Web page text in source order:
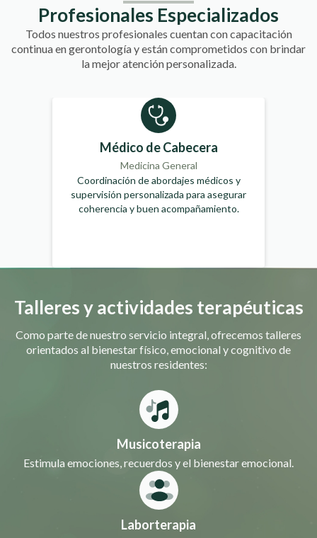
Profesionales Especializados
Todos nuestros profesionales cuentan con capacitación
continua en gerontología y están comprometidos con brindar
la mejor atención personalizada.
Médico de Cabecera
Medicina General
Coordinación de abordajes médicos y
supervisión personalizada para asegurar
coherencia y buen acompañamiento.
Talleres y actividades terapéuticas
Como parte de nuestro servicio integral, ofrecemos talleres
orientados al bienestar físico, emocional y cognitivo de
nuestros residentes:
Musicoterapia
Estimula emociones, recuerdos y el bienestar emocional.
Laborterapia